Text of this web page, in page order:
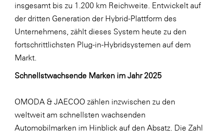
insgesamt bis zu 1.200 km Reichweite. Entwickelt auf
der dritten Generation der Hybrid-Plattform des
Unternehmens, zählt dieses System heute zu den
fortschrittlichsten Plug-in-Hybridsystemen auf dem
Markt.
Schnellstwachsende Marken im Jahr 2025
OMODA & JAECOO zählen inzwischen zu den
weltweit am schnellsten wachsenden
Automobilmarken im Hinblick auf den Absatz. Die Zahl